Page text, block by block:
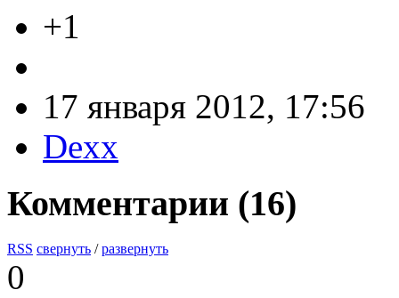
+1
17 января 2012, 17:56
Dexx
Комментарии (16)
RSS свернуть /развернуть
0